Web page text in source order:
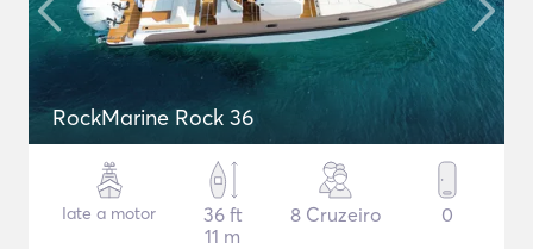
RockMarine Rock 36
Iate a motor
36 ft
11 m
8 Cruzeiro 0